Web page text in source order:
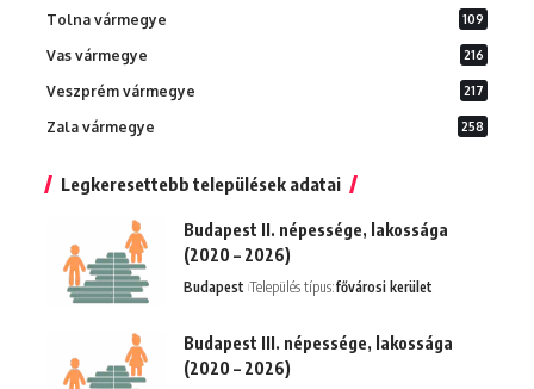
Tolna vármegye 109
Vas vármegye 216
Veszprém vármegye 217
Zala vármegye 258
Legkeresettebb települések adatai
Budapest II. népessége, lakossága
(2020 – 2026)
Budapest Település típus:fővárosi kerület
Budapest III. népessége, lakossága
(2020 – 2026)